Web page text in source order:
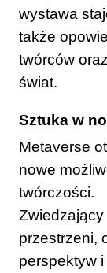
wystawa
także
twórców
świat.
Sztuka w
Metaverse
nowe
twórczości.
przestrzeni,
perspektyw